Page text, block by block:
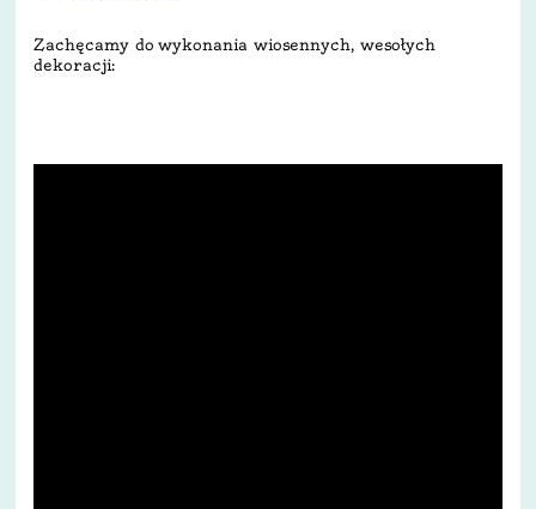
Zachęcamy do wykonania wiosennych, wesołych
dekoracji: